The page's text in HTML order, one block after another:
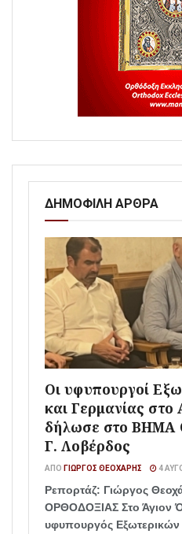
ΔΗΜΟΦΙΛΗ ΑΡΘΡΑ
Οι υφυπουργοί
και Γερμανίας
δήλωσε στο
Γ. Λοβέρδος
ΑΠΌ ΓΙΏΡΓΟΣ ΘΕΟΧΆΡΗΣ 4
Ρεπορτάζ: Γιώργος
ΟΡΘΟΔΟΞΙΑΣ Στο Άγιον
υφυπουργός Εξωτερικών